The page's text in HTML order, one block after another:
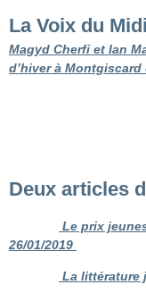
La Voix du Midi
Magyd Cherfi et Ian
d’hiver à Montgiscard
Deux articles
Le prix
26/01/2019
La littérature